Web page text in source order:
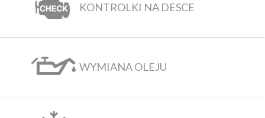
KONTROLKI NA DESCE
WYMIANA OLEJU